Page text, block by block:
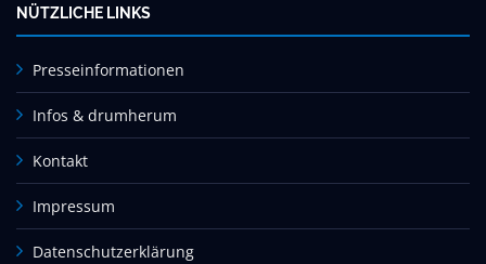
NÜTZLICHE LINKS
Presseinformationen
Infos & drumherum
Kontakt
Impressum
Datenschutzerklärung